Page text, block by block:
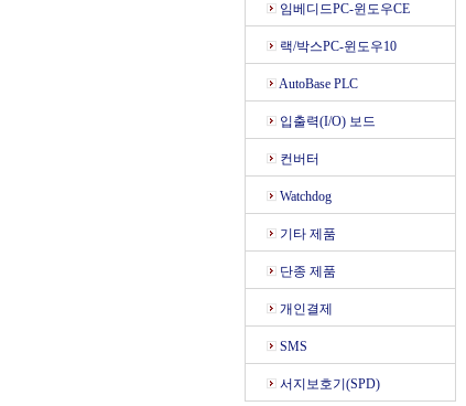
임베디드PC-윈도우CE
랙/박스PC-윈도우10
AutoBase PLC
입출력(I/O) 보드
컨버터
Watchdog
기타 제품
단종 제품
개인결제
SMS
서지보호기(SPD)